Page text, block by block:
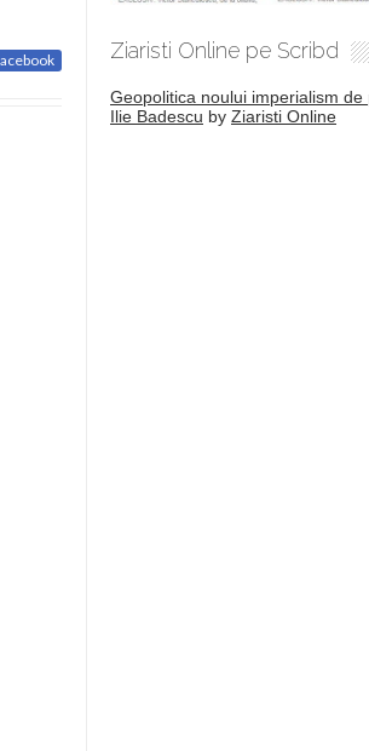
Ziaristi Online pe Scribd
Geopolitica noului imperialism de
Ilie Badescu by Ziaristi Online